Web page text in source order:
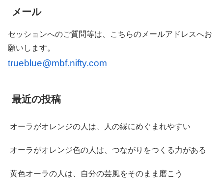
メール
セッションへのご質問等は、こちらのメールアドレスへお
願いします。
trueblue@mbf.nifty.com
最近の投稿
オーラがオレンジの人は、人の縁にめぐまれやすい
オーラがオレンジ色の人は、つながりをつくる力がある
黄色オーラの人は、自分の芸風をそのまま磨こう